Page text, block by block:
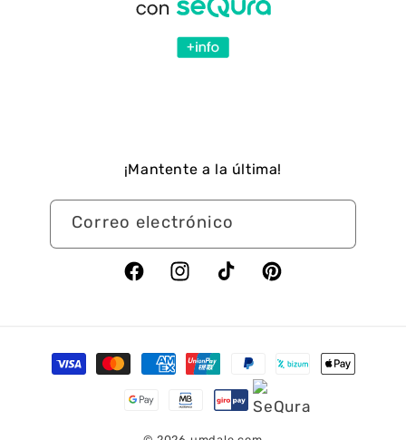
¡Mantente a la última!
Correo electrónico
FacebookInstagramTikTok Pinterest
Formas
de